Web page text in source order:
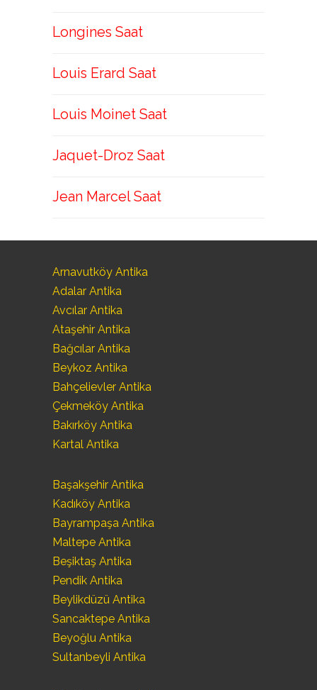
Longines Saat
Louis Erard Saat
Louis Moinet Saat
Jaquet-Droz Saat
Jean Marcel Saat
Arnavutköy Antika
Adalar Antika
Avcılar Antika
Ataşehir Antika
Bağcılar Antika
Beykoz Antika
Bahçelievler Antika
Çekmeköy Antika
Bakırköy Antika
Kartal Antika
Başakşehir Antika
Kadıköy Antika
Bayrampaşa Antika
Maltepe Antika
Beşiktaş Antika
Pendik Antika
Beylikdüzü Antika
Sancaktepe Antika
Beyoğlu Antika
Sultanbeyli Antika